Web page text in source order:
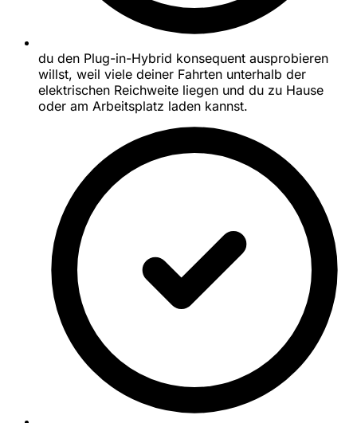
du den Plug-in-Hybrid konsequent ausprobieren
willst, weil viele deiner Fahrten unterhalb der
elektrischen Reichweite liegen und du zu Hause
oder am Arbeitsplatz laden kannst.